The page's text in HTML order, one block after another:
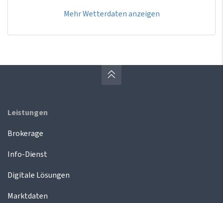
Mehr Wetterdaten anzeigen
Leistungen
Brokerage
Info-Dienst
Digitale Lösungen
Marktdaten